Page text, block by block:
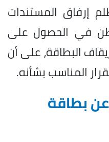
إرفاق المستندات
في الحصول على
البطاقة، على أن
المناسب بشأنه.
بطاقة